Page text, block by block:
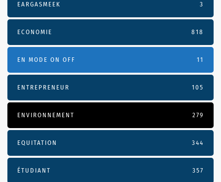
EARGASMEEK 3
ECONOMIE 818
EN MODE ON OFF 11
ENTREPRENEUR 105
ENVIRONNEMENT 279
EQUITATION 344
ÉTUDIANT 357